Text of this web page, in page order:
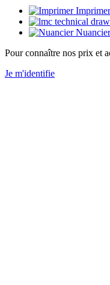
Imprimer
Pour connaître nos prix et
Je m'identifie